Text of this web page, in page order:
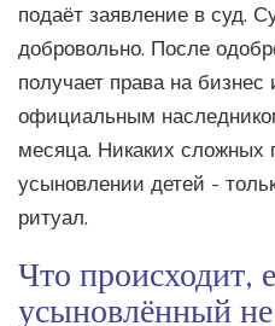
подаёт заявление в суд.
добровольно. После
получает права на бизнес
официальным
месяца. Никаких сложных
усыновлении детей -
ритуал.
Что происходит,
усыновлённый не